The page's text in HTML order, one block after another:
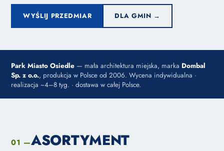
WYŚLIJ PRZEDMIAR DLA GMIN →
Park Miasto Osiedle — mała architektura miejska, marka Dombal
Sp. z o.o., produkcja w Polsce od 2006. Wycena indywidualna ·
realizacja ~4–8 tyg. · dostawa w całej Polsce.
01 —ASORTYMENT